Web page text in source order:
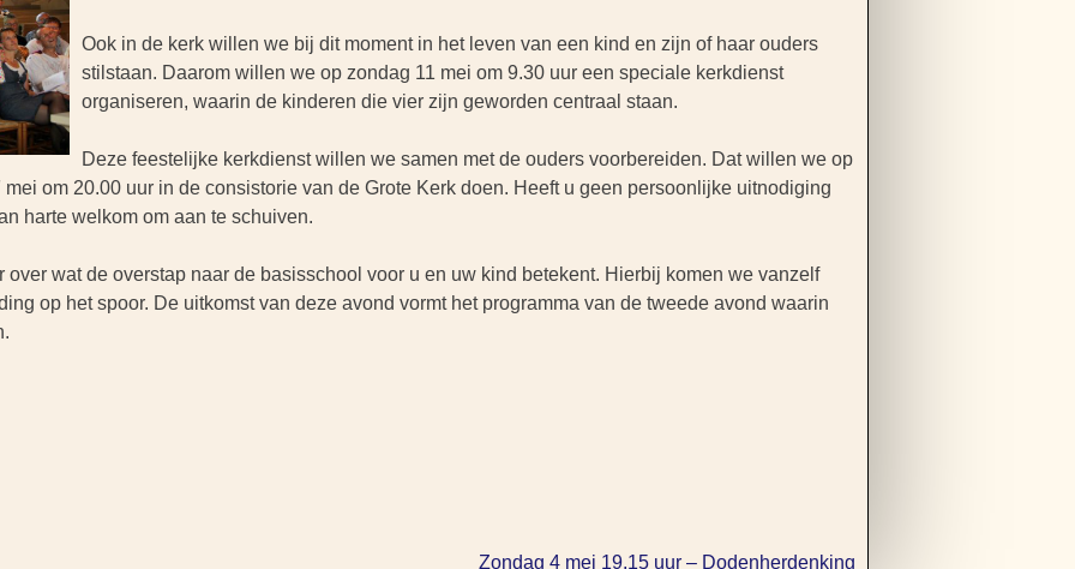
Ook in de kerk willen we bij dit moment in het leven van een kind en zijn of haar ouders
stilstaan. Daarom willen we op zondag 11 mei om 9.30 uur een speciale kerkdienst
organiseren, waarin de kinderen die vier zijn geworden centraal staan.
Deze feestelijke kerkdienstwillen we samen met de ouders voorbereiden. Dat willen we op
om 20.00 uur in de consistorie van de Grote Kerk doen. Heeft u geen persoonlijke uitnodiging
harte welkom om aan te schuiven.
over wat de overstap naar de basisschool voor u en uw kind betekent. Hierbij komen we vanzelf
op het spoor. De uitkomst van deze avond vormt het programma van de tweede avond waarin
Zondag 4 mei 19.15 uur – Dodenherdenking